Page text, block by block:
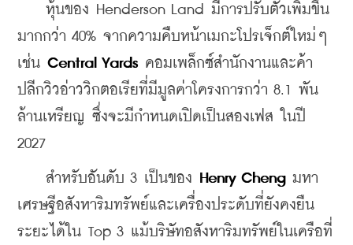
หุ้นของ Henderson Land มีการปรับตัวเพิ่มขึ้น
มากกว่า 40% จากความคืบหน้าเมกะโปรเจ็กต์ใหม่ๆ
เช่น Central Yards คอมเพล็กซ์สำนักงานและค้า
ปลีกวิวอ่าววิกตอเรียที่มีมูลค่าโครงการกว่า 8.1 พัน
ล้านเหรียญ ซึ่งจะมีกำหนดเปิดเป็นสองเฟส ในปี
2027
สำหรับอันดับ 3 เป็นของ Henry Cheng มหา
เศรษฐีอสังหาริมทรัพย์และเครื่องประดับที่ยังคงยืน
ระยะได้ใน Top 3 แม้บริษัทอสังหาริมทรัพย์ในเครือที่